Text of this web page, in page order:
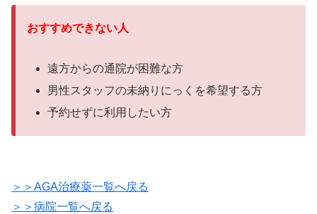
おすすめできない人
遠方からの通院が困難な方
男性スタッフの未納りにっくを希望する方
予約せずに利用したい方
＞＞AGA治療薬一覧へ戻る
＞＞病院一覧へ戻る